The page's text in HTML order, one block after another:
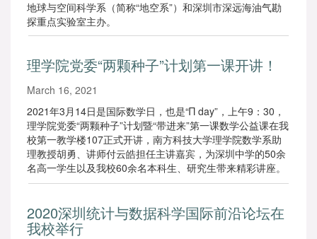
地球与空间科学系（简称“地空系”）和深圳市深远海油气勘
探重点实验室主办。
理学院党委“两颗种子”计划第一课开讲！
March 16, 2021
2021年3月14日是国际数学日，也是“Π day”，上午9：30，
理学院党委“两颗种子”计划暨“带进来”第一课数学公益课在我
校第一教学楼107正式开讲，南方科技大学理学院数学系助
理教授胡勇、讲师付云皓担任主讲嘉宾，为深圳中学的50余
名高一学生以及我校60余名本科生、研究生带来精彩讲座。
2020深圳统计与数据科学国际前沿论坛在
我校举行